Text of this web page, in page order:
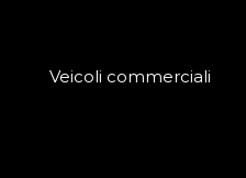
Veicoli commerciali